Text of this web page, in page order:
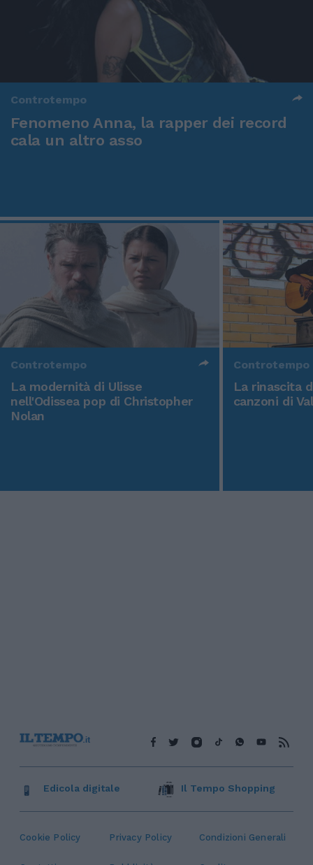
Controtempo
Fenomeno Anna, la rapper dei record
cala un altro asso
Controtempo
La modernità di Ulisse
nell'Odissea pop di Christopher
Nolan
Controtempo
La rinascita
canzoni di
Cookie Policy Privacy Policy Condizioni Generali
Edicola digitale Il Tempo Shopping